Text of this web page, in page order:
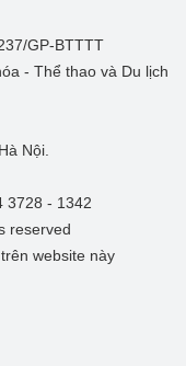
GP-BTTTT
- Thể thao và Du lịch
Nội.
3728 - 1342
reserved
website này